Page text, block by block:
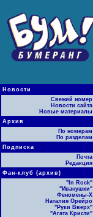
Новости
Свежий номер
Новости сайта
Новые материалы
Архив
По номерам
По разделам
Подписка
Почта
Редакция
Фан-клуб (архив)
"In Rock"
"Иванушки"
Феномены-Х
Наталия Орейро
"Руки Вверх"
"Агата Кристи"